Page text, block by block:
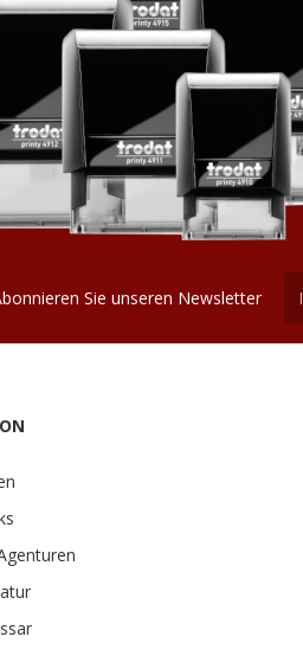
Sie unseren Newsletter